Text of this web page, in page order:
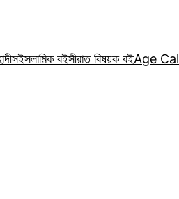
ইসলামিক বইসীরাত বিষয়ক বইAge